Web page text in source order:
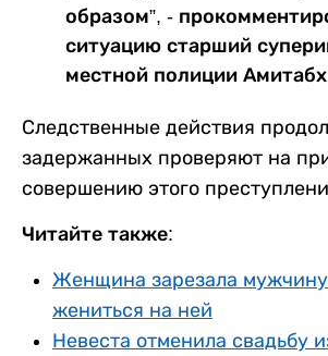
образом”, -
ситуацию старший
местной полиции
Следственные действия
задержанных проверяют на
совершению этого
Читайте также:
Женщина зарезала мужчину
жениться на ней
Невеста отменила свадьбу